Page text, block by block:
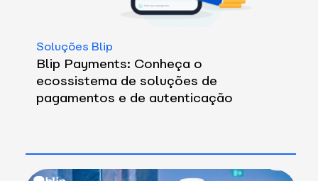
Soluções Blip
Blip Payments: Conheça o
ecossistema de soluções de
pagamentos e de autenticação